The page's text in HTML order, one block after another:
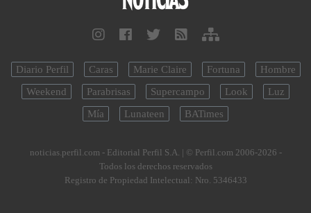
Diario Perfil Caras Marie Claire Fortuna
Hombre
Weekend
Parabrisas Supercampo Look
Luz
Mía
Lunateen BATimes
noticias.perfil.com - Editorial Perfil S.A. | © Perfil.com 2006-2026 -
Todos los derechos reservados
Registro de Propiedad Intelectual: Nro. 5346433